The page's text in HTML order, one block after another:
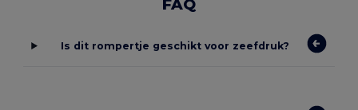
FAQ
Is dit rompertje geschikt voor zeefdruk?